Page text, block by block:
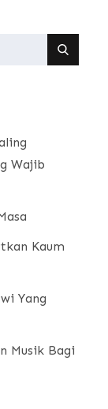
Wajib
Kaum
Yang
Musik Bagi